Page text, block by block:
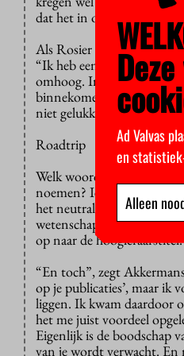
dat het in ons geval heel
Als Rosier van Akkermans
“Ik heb een hekel aan het
omhoog. In mijn
binnekomen: zo snel
niet gelukkig van worden.”
Roadtrip
Welk woord moeten we
noemen? Iemand stelt
het neutralere loopbaan.
wetenschapper is er maar
op naar de
“En toch”, zegt
op je publicaties’, maar ik
liggen. Ik kwam daardoor
het me juist voordeel
Eigenlijk is de boodschap
van je wordt verwacht. En
Ad Valvas
en
Alleen